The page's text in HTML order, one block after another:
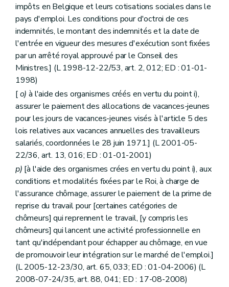
impôts en Belgique et leurs cotisations sociales dans le
pays d'emploi. Les conditions pour d'octroi de ces
indemnités, le montant des indemnités et la date de
l'entrée en vigueur des mesures d'exécution sont fixées
par un arrêté royal approuvé par le Conseil des
Ministres.] (L 1998-12-22/53, art. 2, 012; ED : 01-01-
1998)
[o) à l'aide des organismes créés en vertu du point i),
assurer le paiement des allocations de vacances-jeunes
pour les jours de vacances-jeunes visés à l'article 5 des
lois relatives aux vacances annuelles des travailleurs
salariés, coordonnées le 28 juin 1971.] (L 2001-05-
22/36, art. 13, 016; ED : 01-01-2001)
p) [à l'aide des organismes crées en vertu du point i), aux
conditions et modalités fixées par le Roi, à charge de
l'assurance chômage, assurer le paiement de la prime de
reprise du travail pour [certaines catégories de
chômeurs] qui reprennent le travail, [y compris les
chômeurs] qui lancent une activité professionnelle en
tant qu'indépendant pour échapper au chômage, en vue
de promouvoir leur intégration sur le marché de l'emploi.]
(L 2005-12-23/30, art. 65, 033; ED : 01-04-2006) (L
2008-07-24/35, art. 88, 041; ED : 17-08-2008)